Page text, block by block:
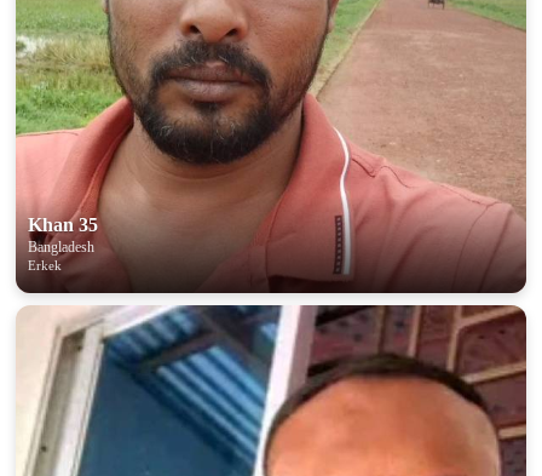
Khan 35
Bangladesh
Erkek